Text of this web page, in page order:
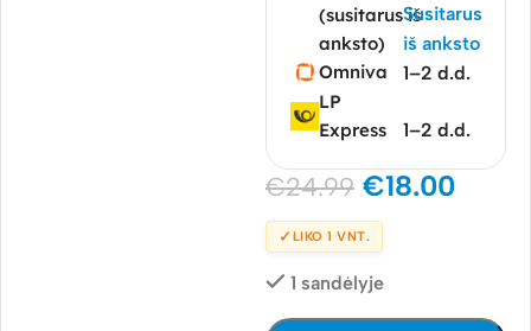
(susitarus iš
anksto)
Susitarus
iš anksto
Omniva
1–2 d.d.
LP
Express
1–2 d.d.
€24.99 €18.00
✓ LIKO 1 VNT.
1 sandėlyje